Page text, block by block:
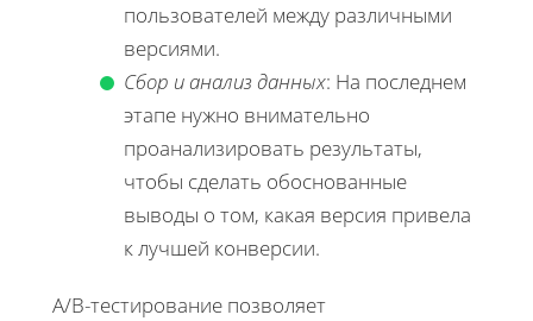
пользователей между различными
версиями.
Сбор и анализ данных: На последнем
этапе нужно внимательно
проанализировать результаты,
чтобы сделать обоснованные
выводы о том, какая версия привела
к лучшей конверсии.
A/B-тестирование позволяет